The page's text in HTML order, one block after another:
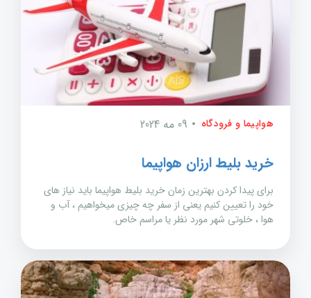
هواپیما و فرودگاه 09 مه 2024
خرید بلیط ارزان هواپیما
برای پیدا کردن بهترین زمان خرید بلیط هواپیما باید نیاز های
خود را تعیین کنیم یعنی از سفر چه چیزی میخواهیم ، آب و
هوا ، خلوتی شهر مورد نظر یا مراسم خاص.